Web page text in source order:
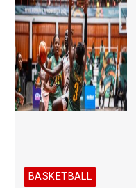
BASKETBALL